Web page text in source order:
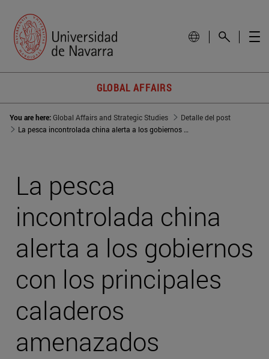
GLOBAL AFFAIRS
You are here:Global Affairs and Strategic Studies
Detalle del post
La pesca incontrolada china alerta a los gobiernos con los principales caladeros amenazados
La pesca
incontrolada china
alerta a los gobiernos
con los principales
caladeros
amenazados